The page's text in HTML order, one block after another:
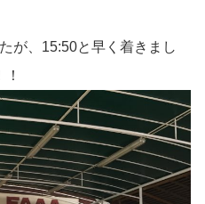
が、15:50と早く着きまし